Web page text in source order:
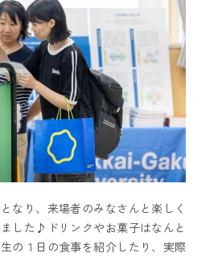
なり、来場者のみなさんと楽しく
した♪ドリンクやお菓子はなんと
の１日の食事を紹介したり、実際